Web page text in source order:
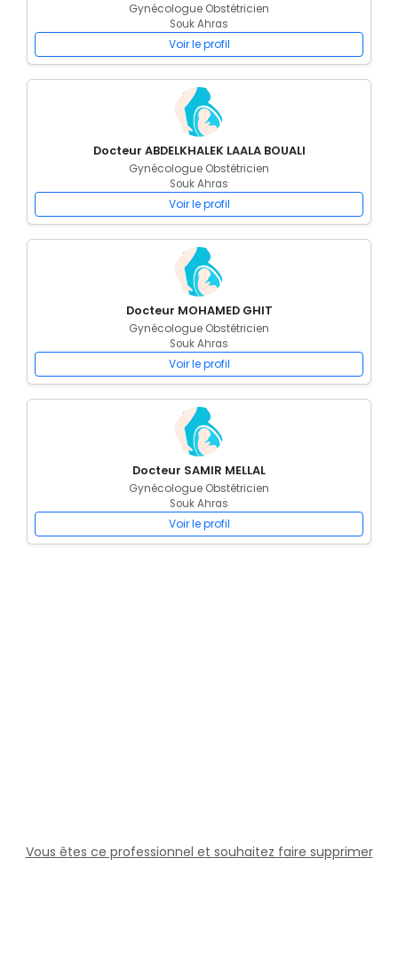
Gynécologue Obstétricien
Souk Ahras
Voir le profil
Docteur ABDELKHALEK LAALA BOUALI
Gynécologue Obstétricien
Souk Ahras
Voir le profil
Docteur MOHAMED GHIT
Gynécologue Obstétricien
Souk Ahras
Voir le profil
Docteur SAMIR MELLAL
Gynécologue Obstétricien
Souk Ahras
Voir le profil
Vous êtes ce professionnel et souhaitez faire supprimer